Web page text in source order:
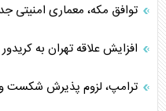
توافق مکه، معماری امنیتی
افزایش علاقه تهران به
ترامپ، لزوم پذیرش شکست